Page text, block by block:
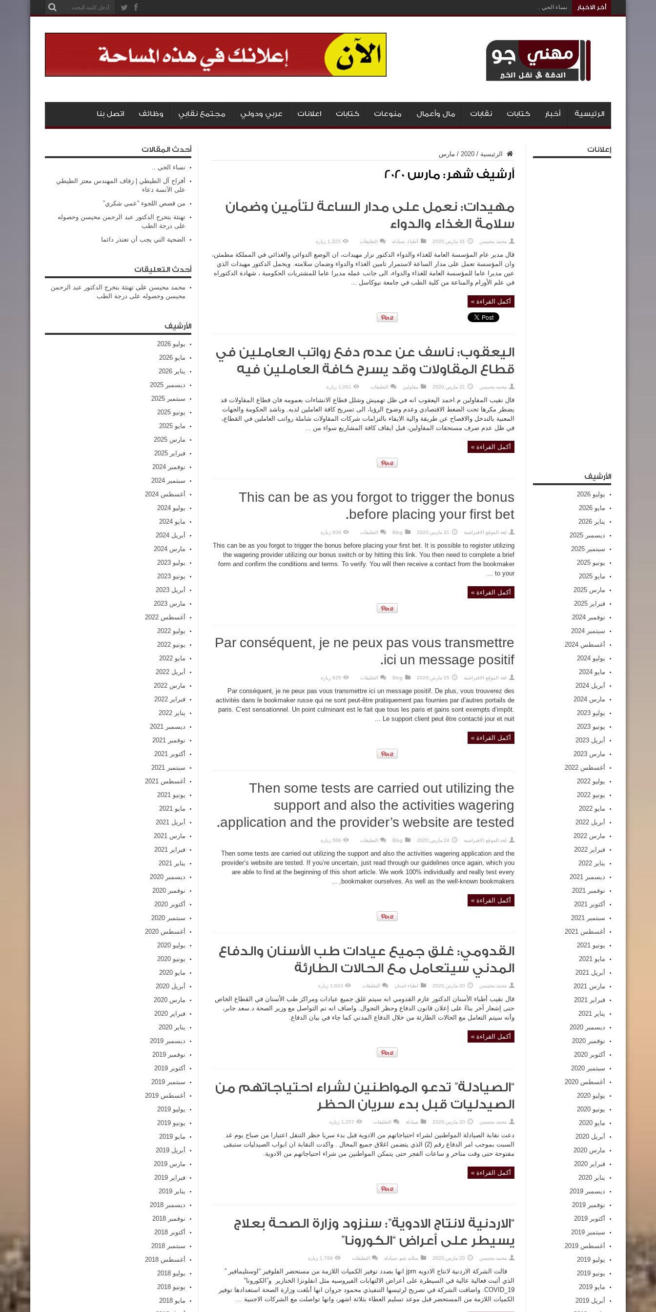
أخر الاخبار نساء الحي ..
الرئيسية أخبار كتابات نقابات مال وأعمال منوعات كتابات اعلانات عربي ودولي مجتمع نقابي وظائف اتصل بنا
الرئيسية /
2020
/ مارس
أرشيف شهر: مارس 2020
مهيدات: نعمل على مدار الساعة لتأمين وضمان
سلامة الغذاء والدواء
محمد محيسن 31 مارس,2020 أطباء صيادلة التعليقات
نعمل
على
مدار
الساعة
لتأمين
سلامة
1,325 زيارة
قال مدير عام المؤسسة العامة للغذاء والدواء الدكتور نزار مهيدات، ان الوضع الدوائي والغذائي في المملكة مطمئن،
وان المؤسسة تعمل على مدار الساعة لاستمرار تامين الغذاء والدواء وضمان سلامته. ويحمل الدكتور مهيدات الذي
عين مديرا عاما للمؤسسة العامة للغذاء والدواء، الى جانب عمله مديرا عاما للمشتريات الحكومية ، شهادة الدكتوراه
في علم الأورام والمناعة من كلية الطب في جامعة نيوكاسل ...
أكمل القراءة »
اليعقوب: ناسف عن عدم دفع رواتب العاملين في
قطاع المقاولات وقد يسرح كافة العاملين فيه
محمد محيسن 31 مارس,2020 مقاولين التعليقات
عن
عدم
دفع
رواتب
في
1,061 زيارة
قال نقيب المقاولين م.احمد اليعقوب انه في ظل تهميش وشلل قطاع الانشاءات بعمومه فان قطاع المقاولات قد
يضطر مكرها تحت الضغط الاقتصادي وعدم وضوح الرؤيا، الى تسريح كافة العاملين لديه. وناشد الحكومة والجهات
المعنية بالتدخل والافصاح عن طريقة والية الايفاء بالتزامات شركات المقاولات شاملة رواتب العاملين في القطاع،
في ظل عدم صرف مستحقات المقاولين، قبل ايقاف كافة المشاريع سواء من ...
أكمل القراءة »
This can be as you forgot to trigger the bonus
before placing your first bet.
لغة الموقع الافتراضية 31 مارس,2020 Blog التعليقات
can
be
as
you
forgot
606 زيارة
This can be as you forgot to trigger the bonus before placing your first bet. It is possible to register utilizing
the wagering provider utilizing our bonus switch or by hitting this link. You then need to complete a brief
form and confirm the conditions and terms. To verify. You will then receive a contact from the bookmaker
to your ...
أكمل القراءة »
Par conséquent, je ne peux pas vous transmettre
ici un message positif.
لغة الموقع الافتراضية 25 مارس,2020 Blog التعليقات
conséquent,
je
ne
peux
pas
625 زيارة
Par conséquent, je ne peux pas vous transmettre ici un message positif. De plus, vous trouverez des
activités dans le bookmaker russe qui ne sont peut-être pratiquement pas fournies par d’autres portails de
paris. C’est sensationnel. Un point culminant est le fait que tous les paris et gains sont exempts d’impôt.
Le support client peut être contacté jour et nuit ...
أكمل القراءة »
Then some tests are carried out utilizing the
support and also the activities wagering
application and the provider’s website are tested.
لغة الموقع الافتراضية 24 مارس,2020 Blog التعليقات
tests
are
carried
out
the
are
tested.
566 زيارة
Then some tests are carried out utilizing the support and also the activities wagering application and the
provider’s website are tested. If you’re uncertain, just read through our guidelines once again, which you
are able to find at the beginning of this short article. We work 100% individually and really test every
bookmaker ourselves. As well as the well-known bookmakers, ...
أكمل القراءة »
القدومي: غلق جميع عيادات طب الأسنان والدفاع
المدني سيتعامل مع الحالات الطارئة
محمد محيسن 20 مارس,2020 اطباء اسنان التعليقات
غلق
جميع
عيادات
طب
الأسنان
والدفاع
1,623 زيارة
قال نقيب أطباء الأسنان الدكتور عازم القدومي انه سيتم غلق جميع عيادات ومراكز طب الأسنان في القطاع الخاص
حتى إشعار آخر بناءً على إعلان قانون الدفاع وحظر التجوال. واضاف انه تم التواصل مع وزير الصحة د.سعد جابر،
وأنه سيتم التعامل مع الحالات الطارئة من خلال الدفاع المدني كما جاء في بيان الدفاع.
أكمل القراءة »
“الصيادلة” تدعو المواطنين لشراء احتياجاتهم من
الصيدليات قبل بدء سريان الحظر
محمد محيسن 20 مارس,2020 صيادلة التعليقات
تدعو
المواطنين
لشراء
احتياجاتهم
من
الصيدليات
1,257 زيارة
دعت نقابة الصيادلة المواطنين لشراء احتياجاتهم من الادوية قبل بدء سريا حظر التنقل اعتبارا من صباح يوم غد
السبت بموجب امر الدفاع رقم (2) الذي يتضمن اغلاق جميع المحال . واكدت النقابة ان ابواب الصيدليات ستبقى
مفتوحة حتى وقت متاخر و ساعات الفجر حتى يتمكن المواطنين من شراء احتياجاتهم من الادوية.
أكمل القراءة »
“الاردنية لانتاج الادوية”: سنزود وزارة الصحة بعلاج
يسيطر على أعراض “الكورونا”
محمد محيسن 20 مارس,2020 سلايد شو صيادلة التعليقات
لانتاج
الادوية”:
سنزود
وزارة
الصحة
بعلاج
يسيطر
1,769 زيارة
قالت الشركة الاردنية لانتاج الادويه jpm انها بصدد توفير الكميات اللازمة من مستحضر الفلوفير “اوستليمافير ”
الذي أثبت فعالية عالية في السيطرة على أعراض الالتهابات الفيروسيه مثل انفلونزا الخنازير و”الكورونا”
COVID_19. واضافت الشركة في تصريح لرئيسها التنفيذي محمود جروان انها أبلغت وزارة الصحة استعدادها توفير
الكميات اللازمة من المستحضر قبل موعد تسليم العطاء بثلاثة اشهر، وانها تواصلت مع الشركات الاجنبية ...
إعلانات
الأرشيف
يوليو 2026
مايو 2026
يناير 2026
ديسمبر 2025
سبتمبر 2025
يونيو 2025
مايو 2025
مارس 2025
فبراير 2025
نوفمبر 2024
سبتمبر 2024
أغسطس 2024
يوليو 2024
مايو 2024
أبريل 2024
مارس 2024
يوليو 2023
يونيو 2023
أبريل 2023
مارس 2023
أغسطس 2022
يوليو 2022
يونيو 2022
مايو 2022
أبريل 2022
مارس 2022
فبراير 2022
يناير 2022
ديسمبر 2021
نوفمبر 2021
أكتوبر 2021
سبتمبر 2021
أغسطس 2021
يونيو 2021
مايو 2021
أبريل 2021
مارس 2021
فبراير 2021
يناير 2021
ديسمبر 2020
نوفمبر 2020
أكتوبر 2020
سبتمبر 2020
أغسطس 2020
يوليو 2020
يونيو 2020
مايو 2020
أبريل 2020
مارس 2020
فبراير 2020
يناير 2020
ديسمبر 2019
نوفمبر 2019
أكتوبر 2019
سبتمبر 2019
أغسطس 2019
يوليو 2019
يونيو 2019
مايو 2019
أبريل 2019
أحدث المقالات
نساء الحي ..
أفراح آل الطيطي | زفاف المهندس معتز الطيطي
على الآنسة دعاء
من قصص اللجوء “عمي شكري”
تهنئة بتخرج الدكتور عبد الرحمن محيسن وحصوله
على درجة الطب
الضحية التي يجب أن تعتذر دائما
أحدث التعليقات
محمد محيسن على تهنئة بتخرج الدكتور عبد الرحمن
محيسن وحصوله على درجة الطب
الأرشيف
يوليو 2026
مايو 2026
يناير 2026
ديسمبر 2025
سبتمبر 2025
يونيو 2025
مايو 2025
مارس 2025
فبراير 2025
نوفمبر 2024
سبتمبر 2024
أغسطس 2024
يوليو 2024
مايو 2024
أبريل 2024
مارس 2024
يوليو 2023
يونيو 2023
أبريل 2023
مارس 2023
أغسطس 2022
يوليو 2022
يونيو 2022
مايو 2022
أبريل 2022
مارس 2022
فبراير 2022
يناير 2022
ديسمبر 2021
نوفمبر 2021
أكتوبر 2021
سبتمبر 2021
أغسطس 2021
يونيو 2021
مايو 2021
أبريل 2021
مارس 2021
فبراير 2021
يناير 2021
ديسمبر 2020
نوفمبر 2020
أكتوبر 2020
سبتمبر 2020
أغسطس 2020
يوليو 2020
يونيو 2020
مايو 2020
أبريل 2020
مارس 2020
فبراير 2020
يناير 2020
ديسمبر 2019
نوفمبر 2019
أكتوبر 2019
سبتمبر 2019
أغسطس 2019
يوليو 2019
يونيو 2019
مايو 2019
أبريل 2019
مارس 2019
فبراير 2019
يناير 2019
ديسمبر 2018
نوفمبر 2018
أكتوبر 2018
سبتمبر 2018
أغسطس 2018
يوليو 2018
يونيو 2018
مايو 2018